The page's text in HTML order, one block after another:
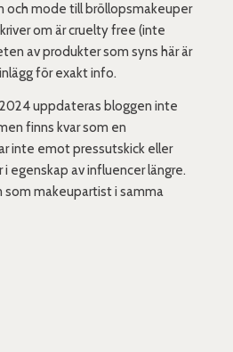
och mode till bröllopsmakeuper
om är cruelty free (inte
av produkter som syns här är
för exakt info.
uppdateras bloggen inte
finns kvar som en
inte emot pressutskick eller
egenskap av influencer längre.
som makeupartist i samma